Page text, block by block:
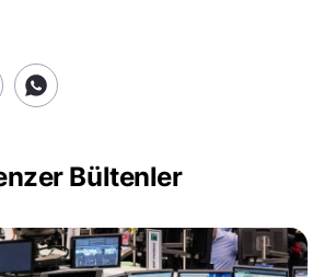
Bültenler